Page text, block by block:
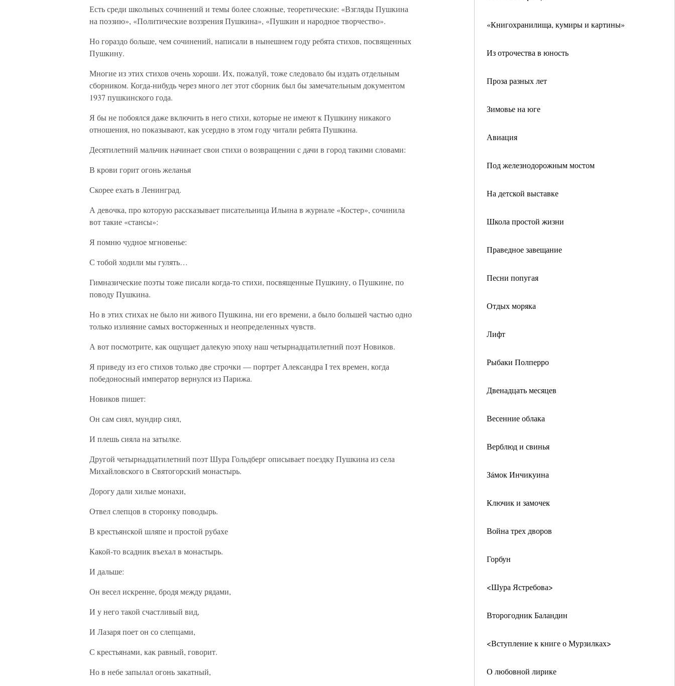
«Книгохранилища, кумиры и картины»
Из отрочества в юность
Проза разных лет
Зимовье на юге
Авиация
Под железнодорожным мостом
На детской выставке
Школа простой жизни
Праведное завещание
Песни попугая
Отдых моряка
Лифт
Рыбаки Полперро
Двенадцать месяцев
Весенние облака
Верблюд и свинья
Зáмок Инчикуина
Ключик и замочек
Война трех дворов
Горбун
<Шура Ястребова>
Второгодник Баландин
<Вступление к книге о Мурзилках>
О любовной лирике
Есть среди школьных сочинений и темы более сложные, теоретические: «Взгляды Пушкина
на поэзию», «Политические воззрения Пушкина», «Пушкин и народное творчество».
Но гораздо больше, чем сочинений, написали в нынешнем году ребята стихов, посвященных
Пушкину.
Многие из этих стихов очень хороши. Их, пожалуй, тоже следовало бы издать отдельным
сборником. Когда-нибудь через много лет этот сборник был бы замечательным документом
1937 пушкинского года.
Я бы не побоялся даже включить в него стихи, которые не имеют к Пушкину никакого
отношения, но показывают, как усердно в этом году читали ребята Пушкина.
Десятилетний мальчик начинает свои стихи о возвращении с дачи в город такими словами:
В крови горит огонь желанья
Скорее ехать в Ленинград.
А девочка, про которую рассказывает писательница Ильина в журнале «Костер», сочинила
вот такие «стансы»:
Я помню чудное мгновенье:
С тобой ходили мы гулять…
Гимназические поэты тоже писали когда-то стихи, посвященные Пушкину, о Пушкине, по
поводу Пушкина.
Но в этих стихах не было ни живого Пушкина, ни его времени, а было большей частью одно
только излияние самых восторженных и неопределенных чувств.
А вот посмотрите, как ощущает далекую эпоху наш четырнадцатилетний поэт Новиков.
Я приведу из его стихов только две строчки — портрет Александра I тех времен, когда
победоносный император вернулся из Парижа.
Новиков пишет:
Он сам сиял, мундир сиял,
И плешь сияла на затылке.
Другой четырнадцатилетний поэт Шура Гольдберг описывает поездку Пушкина из села
Михайловского в Святогорский монастырь.
Дорогу дали хилые монахи,
Отвел слепцов в сторонку поводырь.
В крестьянской шляпе и простой рубахе
Какой-то всадник въехал в монастырь.
И дальше:
Он весел искренне, бродя между рядами,
И у него такой счастливый вид,
И Лазаря поет он со слепцами,
С крестьянами, как равный, говорит.
Но в небе запылал огонь закатный,